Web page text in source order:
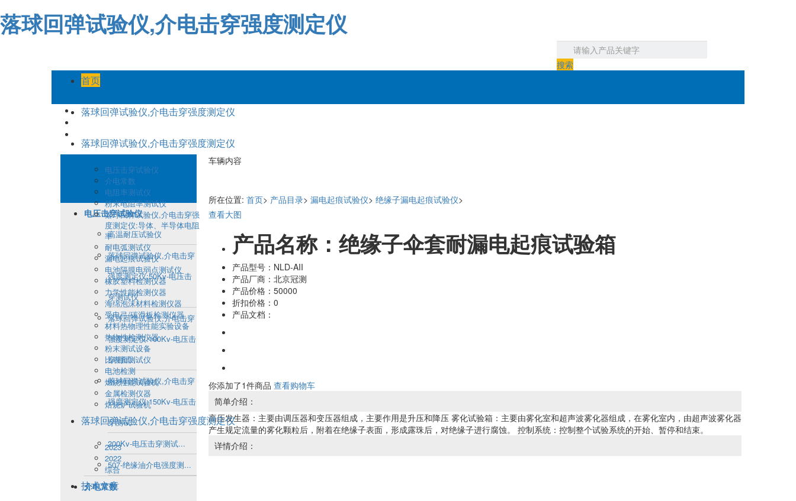
落球回弹试验仪,介电击穿强度测定仪
搜索
首页
落球回弹试验仪,介电击穿强度测定仪
落球回弹试验仪,介电击穿强度测定仪
电压击穿试验仪
介电常数
电阻率测试仪
粉末电阻率测试仪
落球回弹试验仪,介电击穿强
度测定仪:导体、半导体电阻
率
耐电弧测试仪
漏电起痕试验仪
电池隔膜电弱点测试仪
橡胶塑料检测仪器
力学性能检测仪器
海绵泡沫材料检测仪器
受电弓/碳滑板检测仪器
材料热物理性能实验设备
热物性检测仪器
粉末测试设备
比表面测试仪
电池检测
燃烧性能试验机
金属检测仪器
焙烧炉试验机
落球回弹试验仪,介电击穿强度测定仪
2023
2022
综合
技术文章
电压击穿试验仪
高温耐压试验仪
落球回弹试验仪,介电击穿
强度测定仪:50Kv-电压击
穿测试仪
落球回弹试验仪,介电击穿
强度测定仪:100Kv-电压击
穿测试...
落球回弹试验仪,介电击穿
强度测定仪:150Kv-电压击
穿测试...
200Kv-电压击穿测试...
507-绝缘油介电强度测...
介电常数
车辆内容
所在位置: 首页> 产品目录> 漏电起痕试验仪> 绝缘子漏电起痕试验仪>
查看大图
产品名称：绝缘子伞套耐漏电起痕试验箱
产品型号：NLD-AII
产品厂商：北京冠测
产品价格：50000
折扣价格：0
产品文档：
你添加了1件商品 查看购物车
简单介绍：
高压发生器：主要由调压器和变压器组成，主要作用是升压和降压 雾化试验箱：主要由雾化室和超声波雾化器组成，在雾化室内，由超声波雾化器
产生规定流量的雾化颗粒后，附着在绝缘子表面，形成露珠后，对绝缘子进行腐蚀。 控制系统：控制整个试验系统的开始、暂停和结束。
详情介绍：